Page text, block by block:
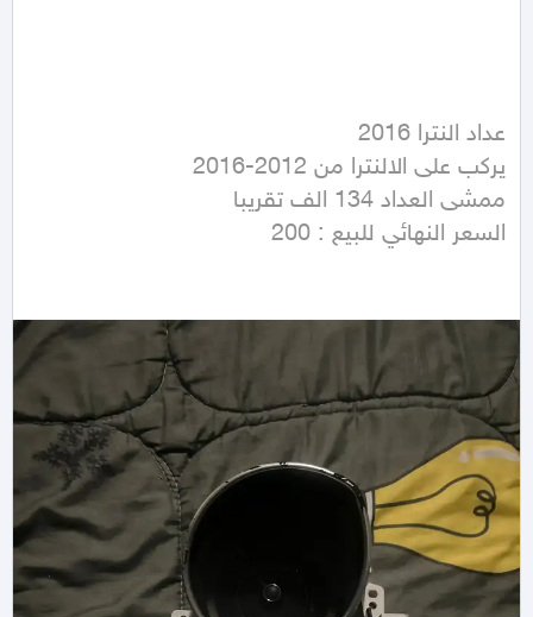
السعر النهائي للبيع : 200